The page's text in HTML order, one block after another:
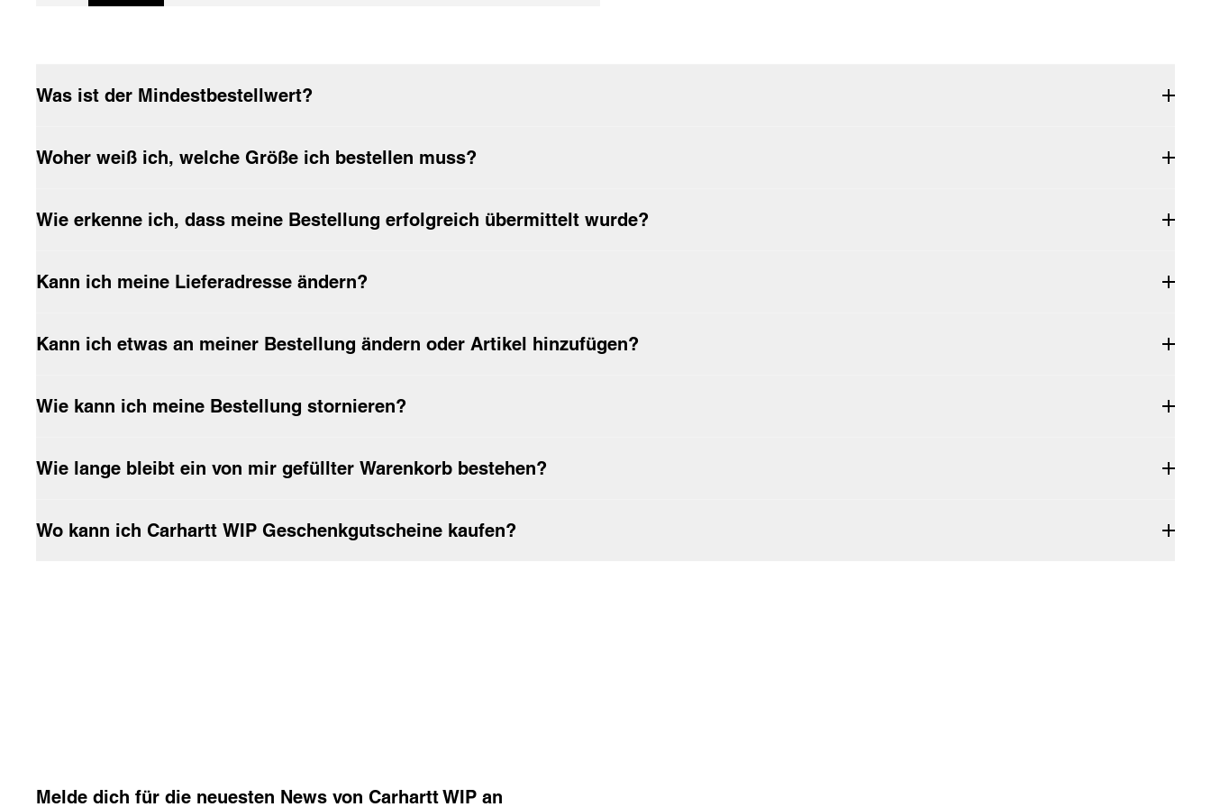
Was ist der Mindestbestellwert?
Woher weiß ich, welche Größe ich bestellen muss?
Wie erkenne ich, dass meine Bestellung erfolgreich übermittelt wurde?
Kann ich meine Lieferadresse ändern?
Kann ich etwas an meiner Bestellung ändern oder Artikel hinzufügen?
Wie kann ich meine Bestellung stornieren?
Wie lange bleibt ein von mir gefüllter Warenkorb bestehen?
Wo kann ich Carhartt WIP Geschenkgutscheine kaufen?
Melde dich für die neuesten News von Carhartt WIP an